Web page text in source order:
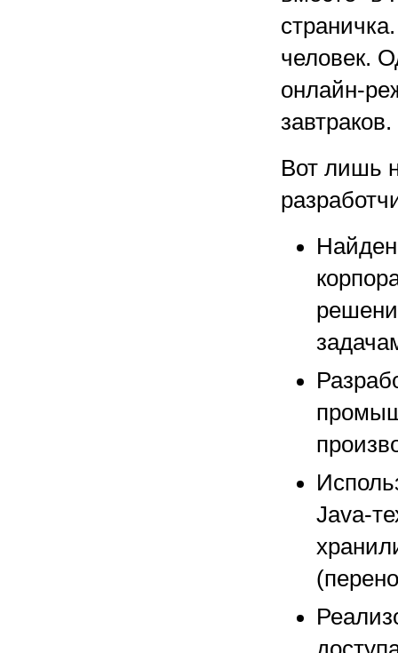
человек.
онлайн-
завтраков.
Вот лишь
Java-